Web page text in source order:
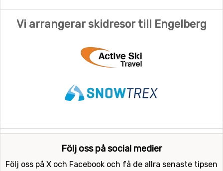
Vi arrangerar skidresor till Engelberg
Följ oss på social medier
Följ oss på X och Facebook och få de allra senaste tipsen